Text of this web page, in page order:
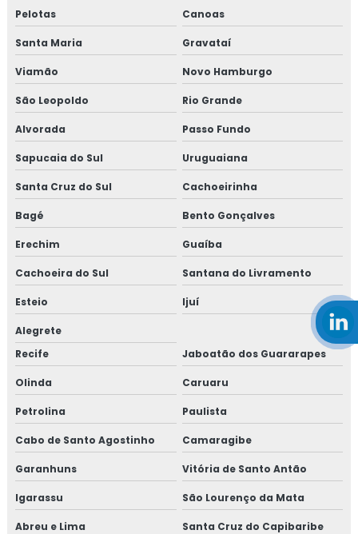
Pelotas Canoas
Santa Maria Gravataí
Viamão Novo Hamburgo
São Leopoldo Rio Grande
Alvorada Passo Fundo
Sapucaia do Sul Uruguaiana
Santa Cruz do Sul Cachoeirinha
Bagé Bento Gonçalves
Erechim Guaíba
Cachoeira do Sul Santana do Livramento
Esteio Ijuí
Alegrete
Recife
Jaboatão dos Guararapes
Olinda Caruaru
Petrolina Paulista
Cabo de Santo Agostinho Camaragibe
Garanhuns Vitória de Santo Antão
Igarassu São Lourenço da Mata
Abreu e Lima Santa Cruz do Capibaribe